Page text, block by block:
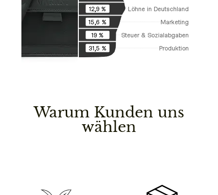
12,9 %
Löhne in Deutschland
15,6 %
Marketing
19 %
Steuer & Sozialabgaben
31,5 %
Produktion
Warum Kunden uns
wählen